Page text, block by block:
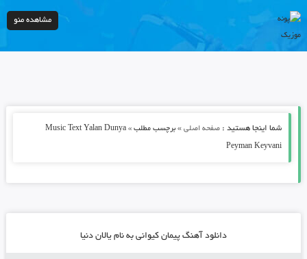
مشاهده منو
شما اینجا هستید : صفحه اصلی» برچسب مطلب » Music Text Yalan Dunya
Peyman Keyvani
دانلود آهنگ پیمان کیوانی به نام یالان دنیا